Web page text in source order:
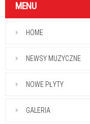
MENU
HOME
NEWSY MUZYCZNE
NOWE PŁYTY
GALERIA